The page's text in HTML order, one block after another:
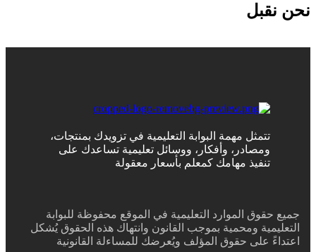
نحن نقبل
تتمثل مهمة البوابة التعليمية في تزويدك بمنتجات،
ومصادر، وأفكار، ووسائل تعليمية تساعدك على
تنفيذ مهامك كمعلم بأسعار معقولة
جميع حقوق الموارد التعليمية في الموقع محفوظة للبوابة
التعليمية ومحمية بموجب القانون وانتهاك هذه الحقوق يُشكل
اعتداءً على حقوق المؤلف ويُعرضك للمساءلة القانونية